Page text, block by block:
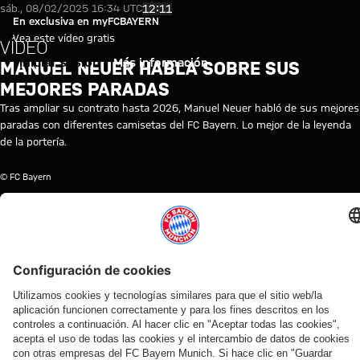
Vídeo: Manuel Neuer habla
Reproducir vídeo
En exclusiva en myFCBAYERN
Vea este vídeo gratis
Iniciar sesión Más información
sáb., 08/02/2025 16:34 UTC12:11
VÍDEO
MANUEL NEUER HABLA SOBRE SUS
MEJORES PARADAS
Tras ampliar su contrato hasta 2026, Manuel Neuer habló de sus mejores
paradas con diferentes camisetas del FC Bayern. Lo mejor de la leyenda
de la portería.
© FC Bayern
TEMAS DE ESTE VÍDEO
TV
CONTRATO
MYFCBAYERN
VÍDEOS RELACIONADOS
Vídeo
Entrevista
AUDI
TOUR
Vídeo
EN DIFERIDO
Así fue el
último
Vídeo
EN
DIFERIDO
La rueda
de
Vídeo
VÍDEO
ENTRE
BASTIDORES
Así vivió el
Vídeo
VÍDEO
Jonas
Urbig,
Vídeo
AUDI
FOOTBALL
SUMMIT
Los
Vídeo
VÍDEO
Rueda
de
Vídeo
VÍDEO
Ronda
con los